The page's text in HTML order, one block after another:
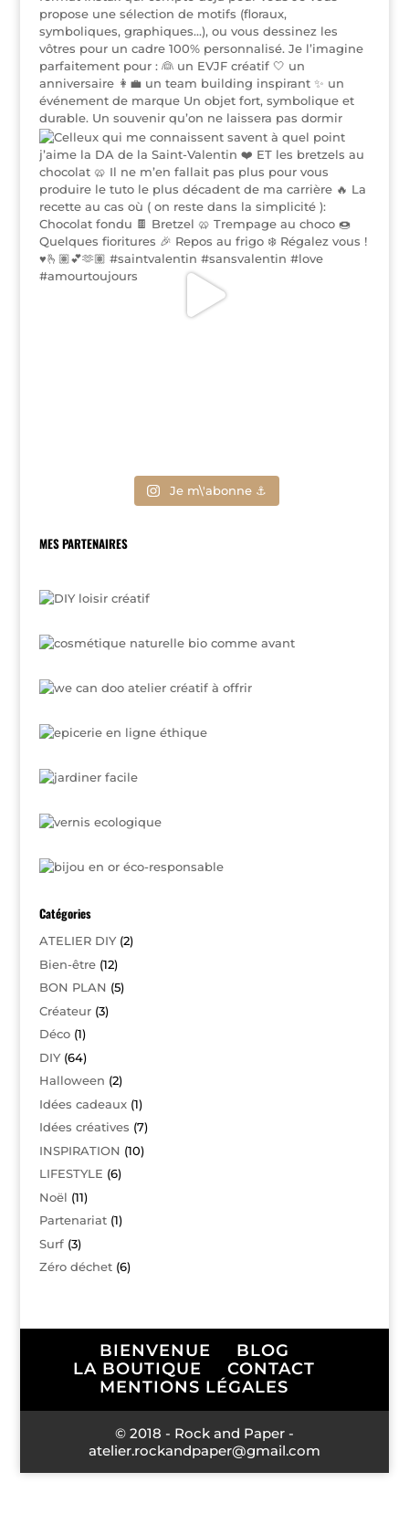
Je m\'abonne ⚓
MES PARTENAIRES
Catégories
ATELIER DIY(2)
Bien-être(12)
BON PLAN (5)
Créateur(3)
Déco(1)
DIY(64)
Halloween (2)
Idées cadeaux(1)
Idées créatives (7)
INSPIRATION (10)
LIFESTYLE (6)
Noël (11)
Partenariat(1)
Surf(3)
Zéro déchet(6)
BIENVENUE
BLOG
LA BOUTIQUE
CONTACT
MENTIONS LÉGALES
© 2018 - Rock and Paper -
atelier.rockandpaper@gmail.com